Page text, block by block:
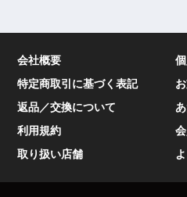
会社概要
特定商取引に基づく表記
返品／交換について
利用規約
取り扱い店舗